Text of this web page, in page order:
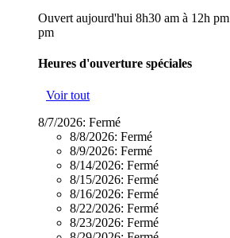
Ouvert aujourd'hui 8h30 am à 12h pm
pm
Heures d'ouverture spéciales
Voir tout
8/7/2026: Fermé
8/8/2026: Fermé
8/9/2026: Fermé
8/14/2026: Fermé
8/15/2026: Fermé
8/16/2026: Fermé
8/22/2026: Fermé
8/23/2026: Fermé